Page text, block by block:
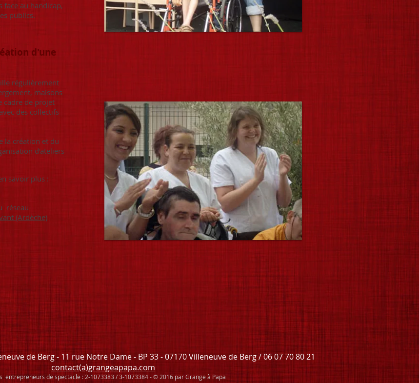
face au handicap,
publics.
d'une
régulièrement
maisons
cadre de projet
des collectifs
la création et du
d'ateliers
savoir plus :
réseau
(Ardèche)
de Berg - 11 rue Notre Dame - BP 33 - 07170 Villeneuve de Berg / 06 07 70 80 21
contact(a)grangeapapa.com
entrepreneurs de spectacle : 2-1073383 / 3-1073384 - © 2016 par Grange à Papa